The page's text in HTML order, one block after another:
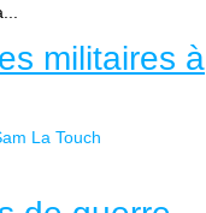
militaires à
La Touch